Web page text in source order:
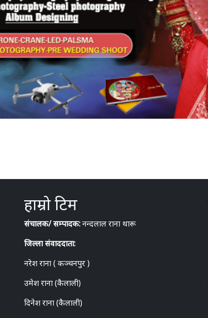
हाम्रो टिम
संचालक/ सम्पादक:नन्दलाल राना थारू
जिल्ला संवाददाता:
नरेश राना ( कञ्चनपुर )
उमेश राना (कैलाली)
दिनेश राना (कैलाली)